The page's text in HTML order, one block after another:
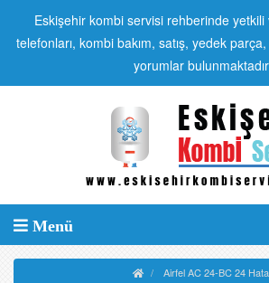
Eskişehir kombi servisi rehberinde
telefonları, kombi bakım, satış, yedek
yorumlar
Menü
Airfel AC 24-BC 24